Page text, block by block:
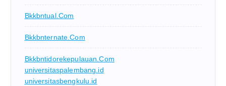
Bkkbntual.com
Bkkbnternate.com
Bkkbntidorekepulauan.com
universitaspalembang.id
universitasbengkulu.id